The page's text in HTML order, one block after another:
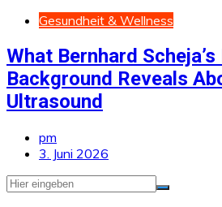
Gesundheit & Wellness
What Bernhard Scheja’s
Background Reveals
Ultrasound
pm
3. Juni 2026